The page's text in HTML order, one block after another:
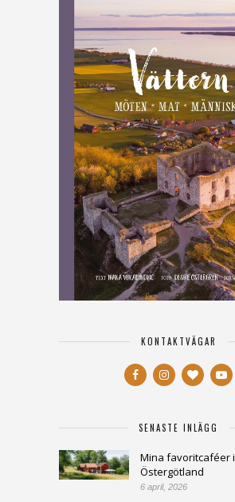
KONTAKTVÄGAR
SENASTE INLÄGG
Mina favoritcaféer i
Östergötland
6 april, 2026